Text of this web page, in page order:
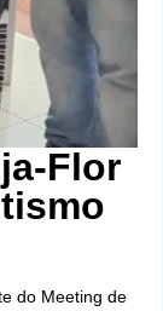
Flor
do Meeting de